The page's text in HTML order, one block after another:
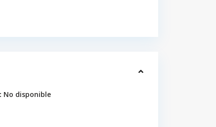
No disponible